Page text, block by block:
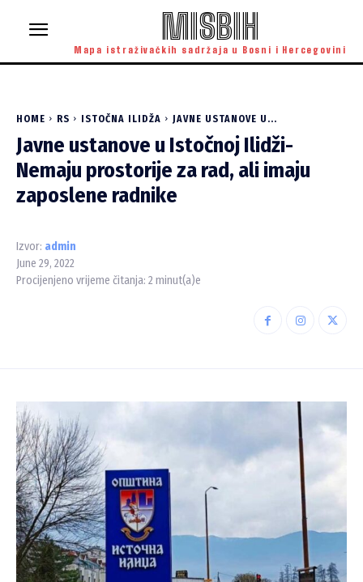
MISBIH
Mapa istraživačkih sadržaja u Bosni i Hercegovini
HOME RS ISTOČNA ILIDŽA JAVNE USTANOVE U...
Javne ustanove u Istočnoj Ilidži-
Nemaju prostorije za rad, ali imaju
zaposlene radnike
Izvor: admin
June 29, 2022
Procijenjeno vrijeme čitanja: 2 minut(a)e